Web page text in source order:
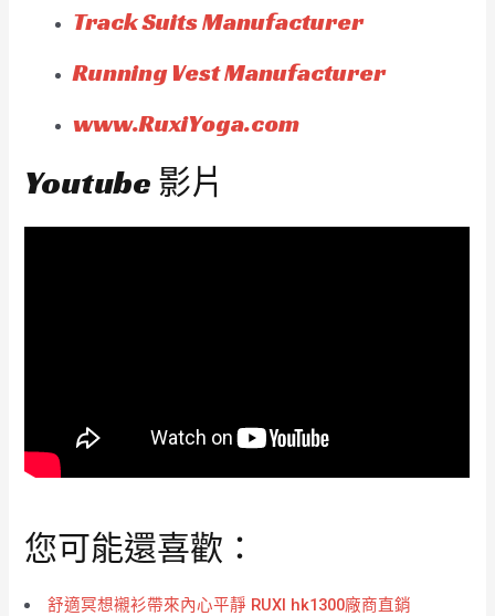
Track Suits Manufacturer
Running Vest Manufacturer
www.RuxiYoga.com
Youtube 影片
您可能還喜歡：
舒適冥想襯衫帶來內心平靜 RUXI hk1300廠商直銷